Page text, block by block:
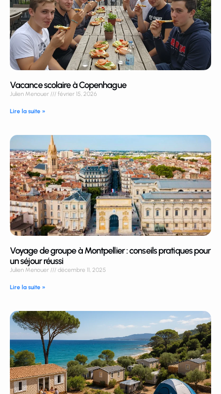
Vacance scolaire à Copenhague
Julien Menouer février 15, 2026
Lire la suite »
Voyage de groupe à Montpellier : conseils pratiques pour
un séjour réussi
Julien Menouer décembre 11, 2025
Lire la suite »